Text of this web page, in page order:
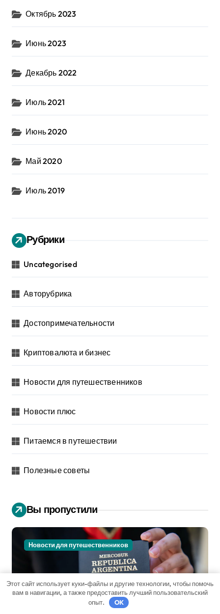
Октябрь 2023
Июнь 2023
Декабрь 2022
Июль 2021
Июнь 2020
Май 2020
Июль 2019
Рубрики
Uncategorised
Авторубрика
Достопримечательности
Криптовалюта и бизнес
Новости для путешественников
Новости плюс
Питаемся в путешествии
Полезные советы
Вы пропустили
Новости для путешественников
Как получить гражданство
Этот сайт использует куки-файлы и другие технологии, чтобы помочь
вам в навигации, а также предоставить лучший пользовательский
опыт.
OK